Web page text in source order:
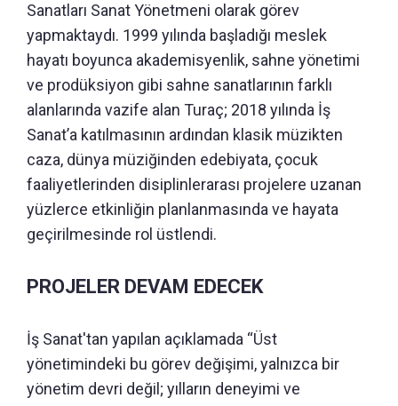
Sanatları Sanat Yönetmeni olarak görev
yapmaktaydı. 1999 yılında başladığı meslek
hayatı boyunca akademisyenlik, sahne yönetimi
ve prodüksiyon gibi sahne sanatlarının farklı
alanlarında vazife alan Turaç; 2018 yılında İş
Sanat’a katılmasının ardından klasik müzikten
caza, dünya müziğinden edebiyata, çocuk
faaliyetlerinden disiplinlerarası projelere uzanan
yüzlerce etkinliğin planlanmasında ve hayata
geçirilmesinde rol üstlendi.
PROJELER DEVAM EDECEK
İş Sanat'tan yapılan açıklamada “Üst
yönetimindeki bu görev değişimi, yalnızca bir
yönetim devri değil; yılların deneyimi ve